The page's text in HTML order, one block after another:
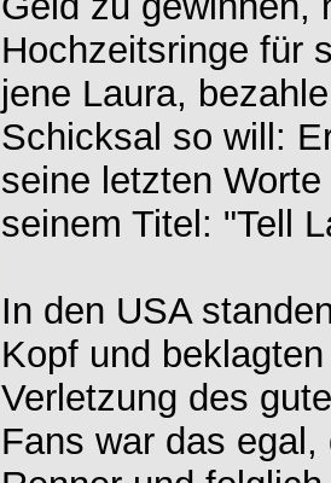
Hochzeitsringe für
jene Laura,
Schicksal so will:
seine letzten
seinem Titel: "Tell
In den USA
Kopf und
Verletzung des
Fans war das